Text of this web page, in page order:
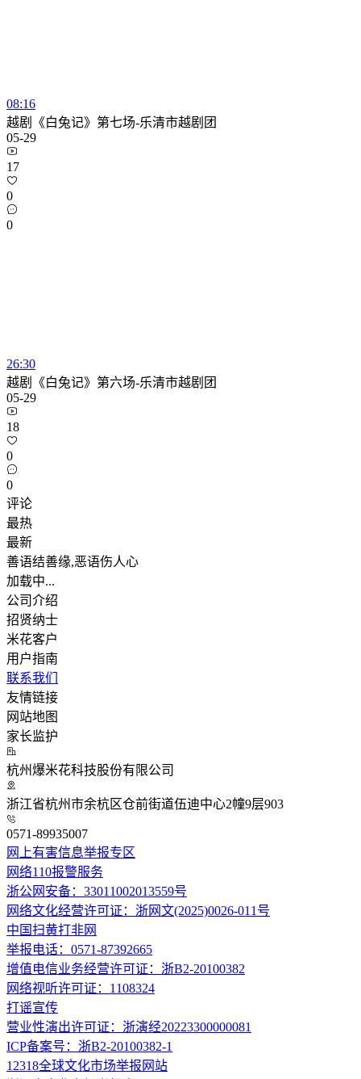
08:16
越剧《白兔记》第七场-乐清市越剧团
05-29
17
0
0
26:30
越剧《白兔记》第六场-乐清市越剧团
05-29
18
0
0
评论
最热
最新
善语结善缘,恶语伤人心
加载中...
公司介绍
招贤纳士
米花客户
用户指南
联系我们
友情链接
网站地图
家长监护
杭州爆米花科技股份有限公司
浙江省杭州市余杭区仓前街道伍迪中心2幢9层903
0571-89935007
网上有害信息举报专区
网络110报警服务
浙公网安备：33011002013559号
网络文化经营许可证：浙网文(2025)0026-011号
中国扫黄打非网
举报电话：0571-87392665
增值电信业务经营许可证：浙B2-20100382
网络视听许可证：1108324
打谣宣传
营业性演出许可证：浙演经20223300000081
ICP备案号：浙B2-20100382-1
12318全球文化市场举报网站